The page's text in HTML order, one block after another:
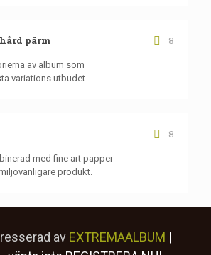
pärm 8
av album som
variations utbudet.
8
med fine art papper
produkt.
av EXTREMAALBUM |